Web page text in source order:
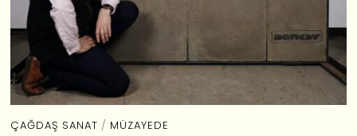
ÇAĞDAŞ SANAT / MÜZAYEDE